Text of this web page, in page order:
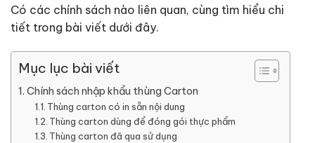
Có các chính sách nào liên quan, cùng tìm hiểu chi
tiết trong bài viết dưới đây.
Mục lục bài viết
Chính sách nhập khẩu thùng Carton
Thùng carton có in sẵn nội dung
Thùng carton dùng để đóng gói thực phẩm
Thùng carton đã qua sử dụng